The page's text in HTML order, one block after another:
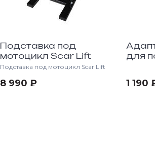
Подставка под
мотоцикл Scar Lift
Подставка под мотоцикл Scar Lift
8 990 ₽
для
1 190